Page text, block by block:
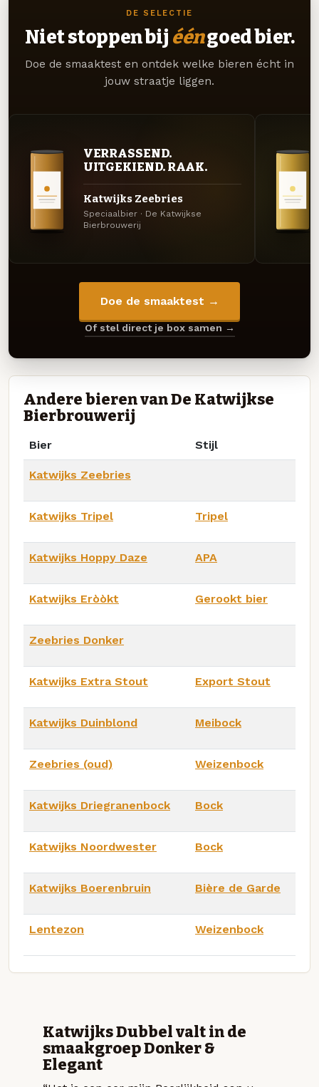
DE SELECTIE
Niet stoppen bij ééngoed bier.
Doe de smaaktest en ontdek welke bieren écht in
jouw straatje liggen.
VERRASSEND.
UITGEKIEND. RAAK.
Katwijks Zeebries
Speciaalbier · De Katwijkse
Bierbrouwerij
Doe de smaaktest →
Of stel direct je box samen →
Andere bieren van De Katwijkse
Bierbrouwerij
Bier Stijl
Katwijks Zeebries
Katwijks Tripel Tripel
Katwijks Hoppy Daze APA
Katwijks Eròòkt Gerookt bier
Zeebries Donker
Katwijks Extra Stout Export Stout
Katwijks Duinblond Meibock
Zeebries (oud) Weizenbock
Katwijks Driegranenbock Bock
Katwijks Noordwester Bock
Katwijks Boerenbruin Bière de Garde
Lentezon Weizenbock
Katwijks Dubbel valt in de
smaakgroep Donker &
Elegant